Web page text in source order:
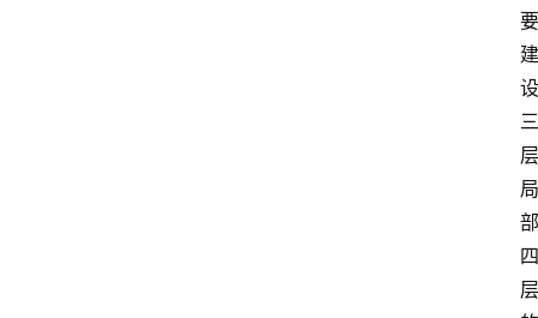
要
建
设
三
层
局
部
四
层